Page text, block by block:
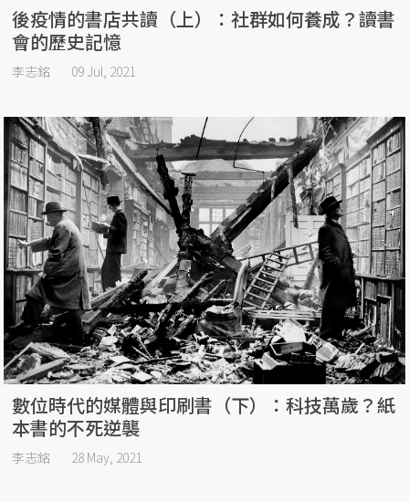
後疫情的書店共讀（上）：社群如何養成？讀書
會的歷史記憶
李志銘 09 Jul, 2021
數位時代的媒體與印刷書（下）：科技萬歲？紙
本書的不死逆襲
李志銘 28 May, 2021